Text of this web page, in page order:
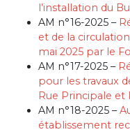
l’installation du
AM n°16-2025 –
et de la
mai 2025 par le
AM n°17-2025 –
pour les travaux
Rue Principale et
AM n°18-2025 –
établissement